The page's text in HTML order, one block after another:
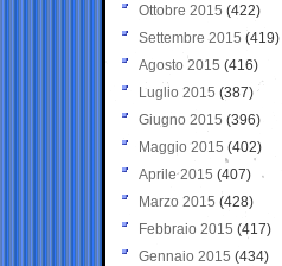
Ottobre 2015 (422)
Settembre 2015 (419)
Agosto 2015 (416)
Luglio 2015 (387)
Giugno 2015 (396)
Maggio 2015 (402)
Aprile 2015 (407)
Marzo 2015 (428)
Febbraio 2015 (417)
Gennaio 2015 (434)